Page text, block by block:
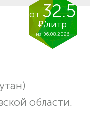
от 32.5
₽/литр
на 06.08.2026
области.